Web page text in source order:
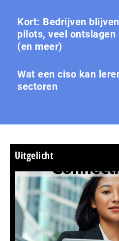
Kort: Bedrijven
pilots, veel
(en meer)
Wat een ciso kan
sectoren
Uitgelicht